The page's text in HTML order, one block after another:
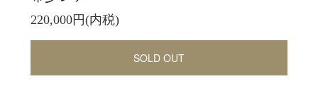
220,000円(内税)
SOLD OUT